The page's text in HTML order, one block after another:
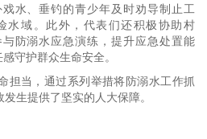
水、垂钓的青少年及时劝导制止工
水域。此外，代表们还积极协助村
与防溺水应急演练，提升应急处置能
守护群众生命安全。
担当，通过系列举措将防溺水工作抓
生提供了坚实的人大保障。